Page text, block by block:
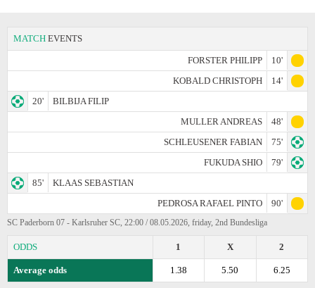
MATCH EVENTS
FORSTER PHILIPP
10'
KOBALD CHRISTOPH
14'
20'
BILBIJA FILIP
MULLER ANDREAS
48'
SCHLEUSENER FABIAN
75'
FUKUDA SHIO
79'
85'
KLAAS SEBASTIAN
PEDROSA RAFAEL PINTO
90'
SC Paderborn 07 - Karlsruher SC, 22:00 / 08.05.2026, friday, 2nd Bundesliga
ODDS 2
X
1
Average odds 6.25
5.50
1.38